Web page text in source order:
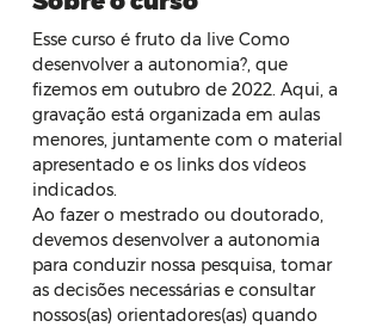
Esse curso é fruto da live Como
desenvolver a autonomia?, que
fizemos em outubro de 2022. Aqui, a
gravação está organizada em aulas
menores, juntamente com o material
apresentado e os links dos vídeos
indicados.
Ao fazer o mestrado ou doutorado,
devemos desenvolver a autonomia
para conduzir nossa pesquisa, tomar
as decisões necessárias e consultar
nossos(as) orientadores(as) quando